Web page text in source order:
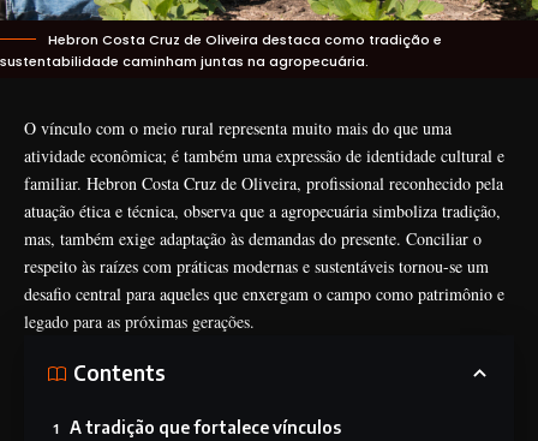
Hebron Costa Cruz de Oliveira destaca como tradição e
sustentabilidade caminham juntas na agropecuária.
O vínculo com o meio rural representa muito mais do que uma
atividade econômica; é também uma expressão de identidade cultural e
familiar. Hebron Costa Cruz de Oliveira, profissional reconhecido pela
atuação ética e técnica, observa que a agropecuária simboliza tradição,
mas, também exige adaptação às demandas do presente. Conciliar o
respeito às raízes com práticas modernas e sustentáveis tornou-se um
desafio central para aqueles que enxergam o campo como patrimônio e
legado para as próximas gerações.
Contents
A tradição que fortalece vínculos